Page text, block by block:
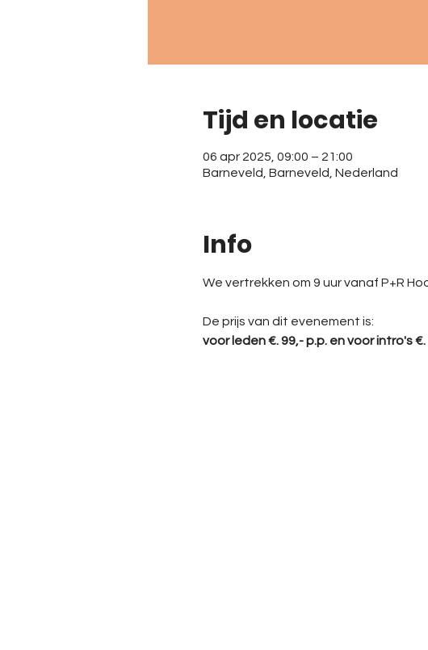
Tijd en locatie
06 apr 2025, 09:00 – 21:00
Barneveld, Barneveld, Nederland
Info
We vertrekken om 9 uur vanaf P+R
De prijs van dit evenement is:
voor leden €. 99,- p.p. en voor intro's